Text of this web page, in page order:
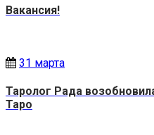
Вакансия!
31 марта
Таролог Рада
Таро